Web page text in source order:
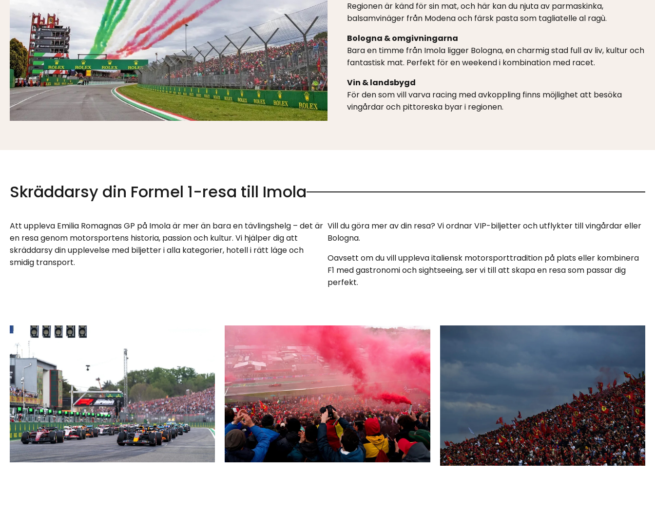
Regionen är känd för sin mat, och här kan du njuta av parmaskinka,
balsamvinäger från Modena och färsk pasta som tagliatelle al ragù.
Bologna & omgivningarna
Bara en timme från Imola ligger Bologna, en charmig stad full av liv, kultur och
fantastisk mat. Perfekt för en weekend i kombination med racet.
Vin & landsbygd
För den som vill varva racing med avkoppling finns möjlighet att besöka
vingårdar och pittoreska byar i regionen.
Skräddarsy din Formel 1-resa till Imola
Att uppleva Emilia Romagnas GP på Imola är mer än bara en tävlingshelg – det är
en resa genom motorsportens historia, passion och kultur. Vi hjälper dig att
skräddarsy din upplevelse med biljetter i alla kategorier, hotell i rätt läge och
smidig transport.
Vill du göra mer av din resa? Vi ordnar VIP-biljetter och utflykter till vingårdar eller
Bologna.
Oavsett om du vill uppleva italiensk motorsporttradition på plats eller kombinera
F1 med gastronomi och sightseeing, ser vi till att skapa en resa som passar dig
perfekt.